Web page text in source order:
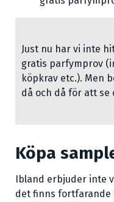
Just nu har vi inte
gratis parfymprov
köpkrav etc.). Men
då och då för att
Köpa
Ibland erbjuder inte
det finns fortfarande